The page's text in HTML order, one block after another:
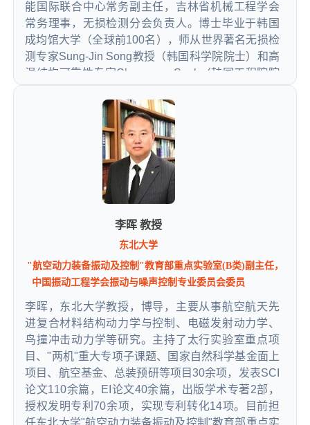
能国际联合中心常务副主任，吉林省机械工程学会
常务理事，无损检测分会负责人。博士毕业于韩国
成均馆大学（全球前100名），师从世界著名无损检
测专家Sung-Jin Song教授（韩国科学院院士）和高
温结构可靠性专家Chuang-so Seok（韩国工程院院
学金。主持国家重点研发课题、XX预研课题、快
响、技术基础科研课题、国家自然科学基金青年基
金等项目12项。在MSSP、Nano Energy等高水平期
刊发表SCI论文58余篇，牵头及参与制定标准/规范2
项、申请授权发明专利40余件。研究成果在各领域
关重部件无损检测监测方向得到了工程化应用，提
升了我国高端装备的智能检测监测水平，助推无损
检测监测技术应用于航空航天、WQ装备和轨道交通
等领域。研究成果获全国高校教师自制实验教学仪
获 “挑战杯”全国大学生课外学术科技作品竞赛二等
奖、国家机械创新设计大赛一等奖等比赛获奖40余
项，指导研究生获奖学金17人次，并获得首届中央
团委“创青春”项目（攀登计划，吉林省高校唯一）经
费支持。
李晖 教授
东北大学
"航空动力装备振动及控制"教育部重点实验室(B类)副主任，
中国振动工程学会振动与噪声控制专业委员会委员
李晖，东北大学教授，博导，主要从事航空航天先
进复合材料结构动力学与控制、电磁发射动力学、
鸟撞冲击动力学等研究。主持了太行实验室重点项
目、"两机"重大专项子课题、国家自然科学基金面上
项目、航空基金、总装预研等项目30余项，发表SCI
论文110余篇，EI论文40余篇，出版学术专著2部，
授权发明专利70余项，实现专利转化14项。目前担
任东北大学"航空动力装备振动及控制"教育部重点实